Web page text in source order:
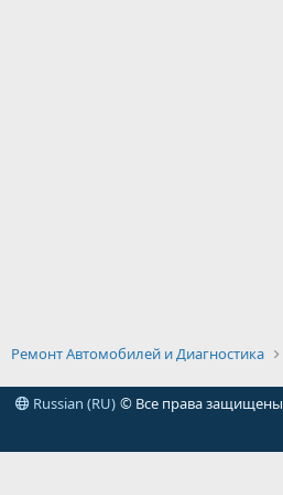
Ремонт Автомобилей и Диагностика
Russian (RU) © Все права защищены